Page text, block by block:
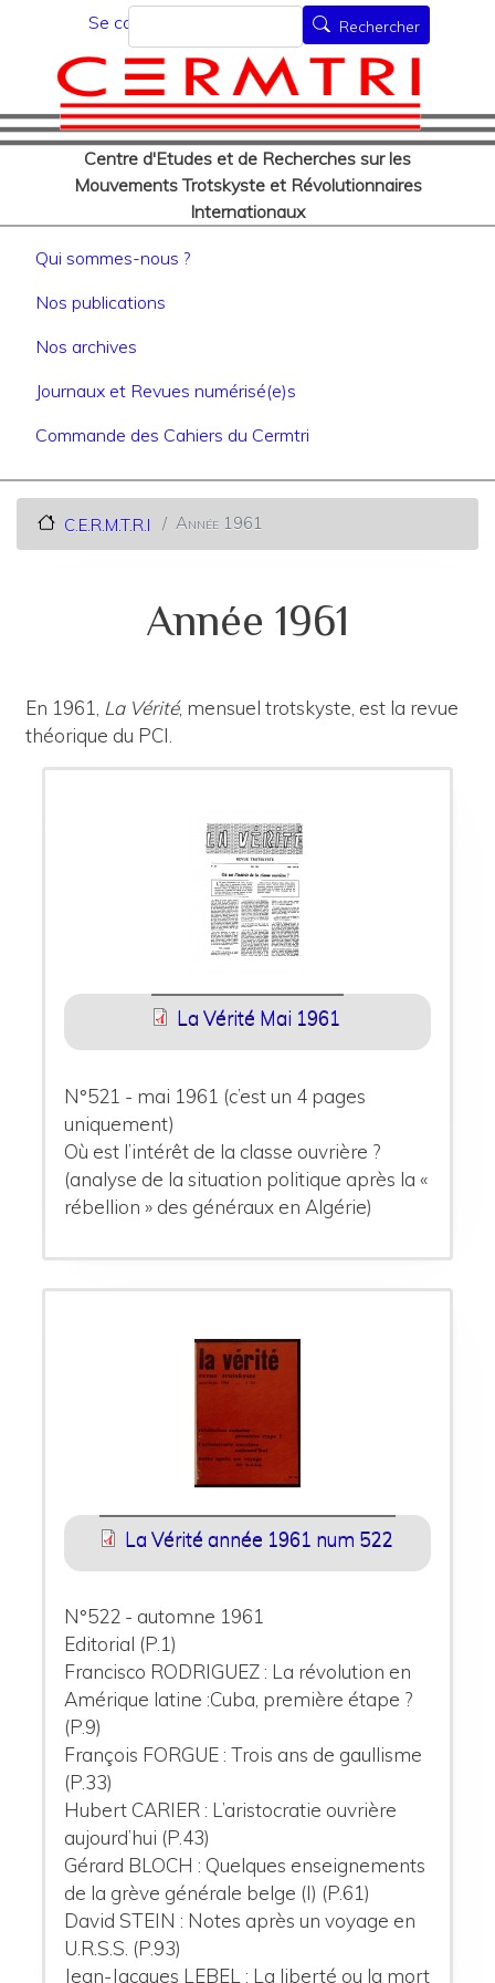
au
contenu
principal
Menu du compte de
Se connecter
Centre d'Etudes et de Recherches sur les
Mouvements Trotskyste et Révolutionnaires
Internationaux
Rechercher Rechercher
Navigation principale
Qui sommes-nous ?
Nos publications
Nos archives
Journaux et Revues numérisé(e)s
Commande des Cahiers du Cermtri
C.E.R.M.T.R.I Année 1961
Année 1961
En 1961, La Vérité, mensuel trotskyste, est la revue
théorique du PCI.
La Vérité Mai 1961
N°521 - mai 1961 (c’est un 4 pages
uniquement)
Où est l’intérêt de la classe ouvrière ?
(analyse de la situation politique après la «
rébellion » des généraux en Algérie)
La Vérité année 1961 num 522
N°522 - automne 1961
Editorial (P.1)
Francisco RODRIGUEZ : La révolution en
Amérique latine :Cuba, première étape ?
(P.9)
François FORGUE : Trois ans de gaullisme
(P.33)
Hubert CARIER : L’aristocratie ouvrière
aujourd’hui (P.43)
Gérard BLOCH : Quelques enseignements
de la grève générale belge (I) (P.61)
David STEIN : Notes après un voyage en
U.R.S.S. (P.93)
Jean-Jacques LEBEL : La liberté ou la mort